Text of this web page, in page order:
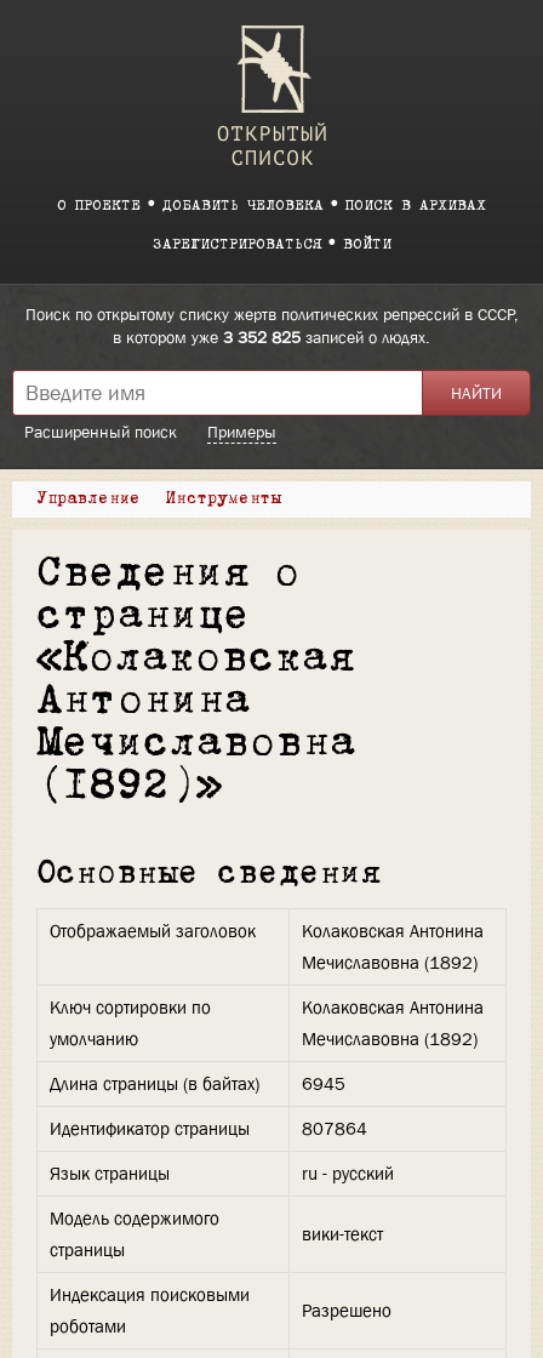
О ПРОЕКТЕ ДОБАВИТЬ ЧЕЛОВЕКА ПОИСК В АРХИВАХ
ЗАРЕГИСТРИРОВАТЬСЯ ВОЙТИ
Поиск по открытому списку жертв политических репрессий в СССР,
в котором уже 3 352 825 записей о людях.
Расширенный поиск Примеры
Управление Инструменты
Сведения о
странице
«Колаковская
Антонина
Мечиславовна
(1892)»
Основные сведения
Отображаемый заголовок
Колаковская Антонина
Мечиславовна (1892)
Ключ сортировки по
умолчанию
Колаковская Антонина
Мечиславовна (1892)
Длина страницы (в байтах)
6945
Идентификатор страницы
807864
Язык страницы
ru - русский
Модель содержимого
страницы
вики-текст
Индексация поисковыми
роботами
Разрешено